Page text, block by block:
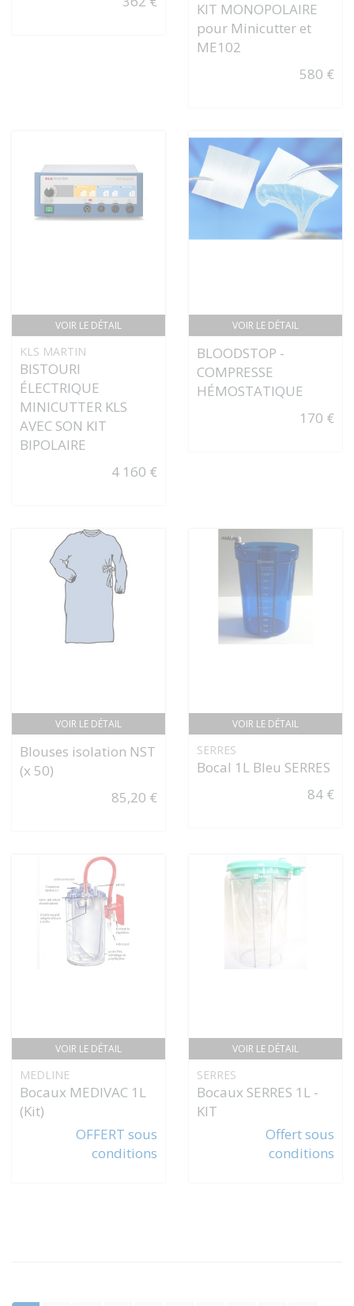
KIT MONOPOLAIRE
pour Minicutter et
ME102
580 €
VOIR LE DÉTAIL
KLS MARTIN
BISTOURI
ÉLECTRIQUE
MINICUTTER KLS
AVEC SON KIT
BIPOLAIRE
4 160 €
VOIR LE DÉTAIL
BLOODSTOP -
COMPRESSE
HÉMOSTATIQUE
170 €
VOIR LE DÉTAIL
Blouses isolation NST
(x 50)
85,20 €
VOIR LE DÉTAIL
SERRES
Bocal 1L Bleu SERRES
84 €
VOIR LE DÉTAIL
MEDLINE
Bocaux MEDIVAC 1L
(Kit)
OFFERT sous
conditions
VOIR LE DÉTAIL
SERRES
Bocaux SERRES 1L -
KIT
Offert sous
conditions